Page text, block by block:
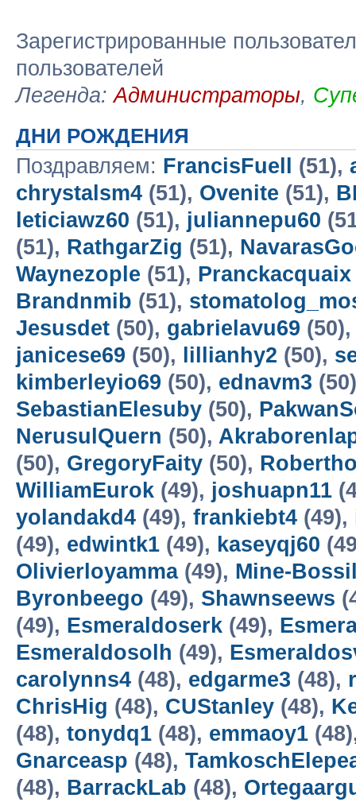
Зарегистрированные
пользователей
Легенда:Администраторы,
ДНИ РОЖДЕНИЯ
Поздравляем: FrancisFuell (51),
chrystalsm4 (51), Ovenite (51),
leticiawz60 (51), juliannepu60
(51), RathgarZig (51),
Waynezople (51), Pranckacquaix
Brandnmib (51),
Jesusdet (50), gabrielavu69
janicese69 (50), lillianhy2 (50),
kimberleyio69 (50), ednavm3
SebastianElesuby (50),
NerusulQuern (50),
(50), GregoryFaity (50),
WilliamEurok (49), joshuapn11
yolandakd4 (49), frankiebt4 (49),
(49), edwintk1 (49), kaseyqj60
Olivierloyamma(49), Mine-
Byronbeego (49), Shawnseews
(49), Esmeraldoserk (49),
Esmeraldosolh (49),
carolynns4 (48), edgarme3 (48),
ChrisHig (48), CUStanley (48),
(48), tonydq1 (48), emmaoy1
Gnarceasp (48),
(48), BarrackLab (48),